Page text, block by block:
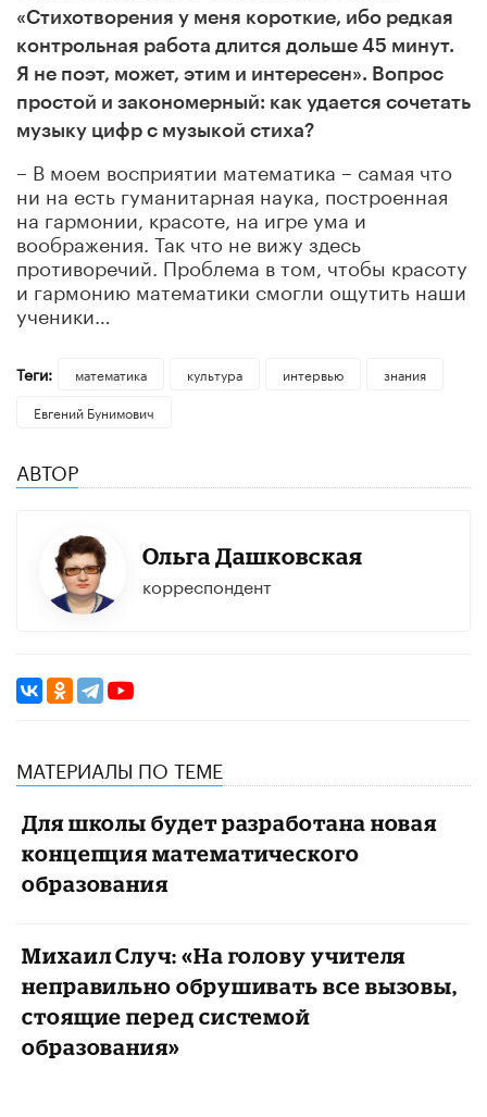
«Стихотворения у меня короткие, ибо редкая
контрольная работа длится дольше 45 минут.
Я не поэт, может, этим и интересен». Вопрос
простой и закономерный: как удается сочетать
музыку цифр с музыкой стиха?
– В моем восприятии математика – самая что
ни на есть гуманитарная наука, построенная
на гармонии, красоте, на игре ума и
воображения. Так что не вижу здесь
противоречий. Проблема в том, чтобы красоту
и гармонию математики смогли ощутить наши
ученики…
Теги: математика культура интервью
знания
Евгений Бунимович
АВТОР
Ольга Дашковская
корреспондент
МАТЕРИАЛЫ ПО ТЕМЕ
Для школы будет разработана новая
концепция математического
образования
Михаил Случ: «На голову учителя
неправильно обрушивать все вызовы,
стоящие перед системой
образования»